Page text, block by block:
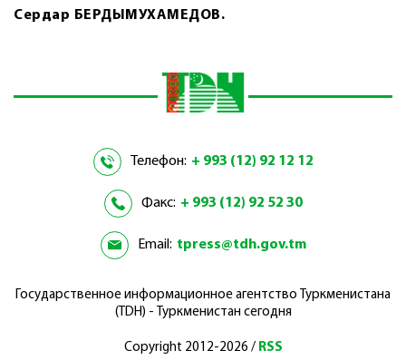
Сердар БЕРДЫМУХАМЕДОВ.
Телефон: + 993 (12) 92 12 12
Факс: + 993 (12) 92 52 30
Email: tpress@tdh.gov.tm
Государственное информационное агентство Туркменистана
(TDH) - Туркменистан сегодня
Copyright 2012-2026 / RSS